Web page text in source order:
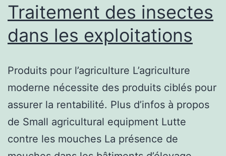
Traitement des insectes
dans les exploitations
Produits pour l’agriculture L’agriculture
moderne nécessite des produits ciblés pour
assurer la rentabilité. Plus d’infos à propos
de Small agricultural equipment Lutte
contre les mouches La présence de